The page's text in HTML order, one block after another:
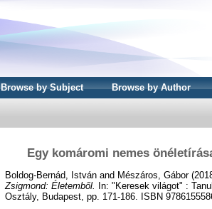
Browse by Subject Browse by Author
Egy komáromi nemes
Boldog-Bernád, István and Mészáros, Gábor
Zsigmond: Életemből. In: "Keresek világot" :
Osztály, Budapest, pp. 171-186. ISBN